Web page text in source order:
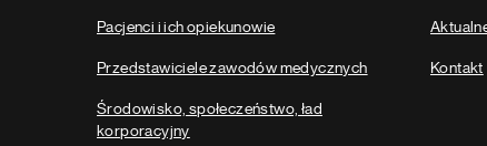
Pacjenci i ich opiekunowie
Przedstawiciele zawodów medycznych
Środowisko, społeczeństwo, ład
korporacyjny
Kontakt